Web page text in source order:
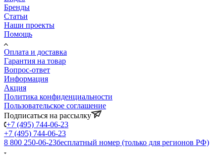
Бренды
Статьи
Наши проекты
Помощь
Оплата и доставка
Гарантия на товар
Вопрос-ответ
Информация
Акция
Политика конфиденциальности
Пользовательское соглашение
Подписаться на рассылку
+7 (495) 744-06-23
+7 (495) 744-06-23
8 800 250-06-23бесплатный номер (только для регионов РФ)